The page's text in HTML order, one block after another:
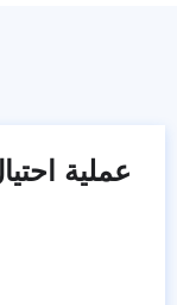
عملية